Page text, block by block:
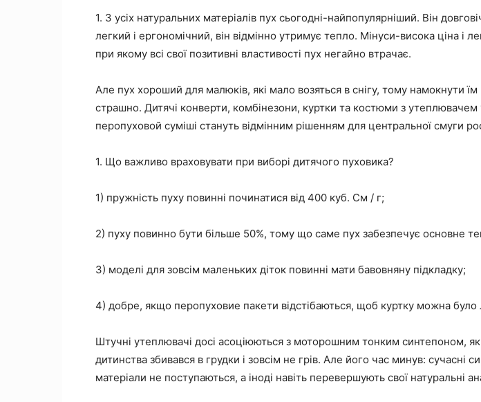
1. З усіх натуральних матеріалів пух сьогодні-найпопулярніший. Він
легкий і ергономічний, він відмінно утримує тепло. Мінуси-висока ціна і
при якому всі свої позитивні властивості пух негайно втрачає.
Але пух хороший для малюків, які мало возяться в снігу, тому намокнути
страшно. Дитячі конверти, комбінезони, куртки та костюми з утеплювачем
перопуховой суміші стануть відмінним рішенням для центральної смуги
1. Що важливо враховувати при виборі дитячого пуховика?
1) пружність пуху повинні починатися від 400 куб. См / г;
2) пуху повинно бути більше 50%, тому що саме пух забезпечує основне
3) моделі для зовсім маленьких діток повинні мати бавовняну підкладку;
4) добре, якщо перопуховие пакети відстібаються, щоб куртку можна було
Штучні утеплювачі досі асоціюються з моторошним тонким синтепоном,
дитинства збивався в грудки і зовсім не грів. Але його час минув: сучасні
матеріали не поступаються, а іноді навіть перевершують свої натуральні